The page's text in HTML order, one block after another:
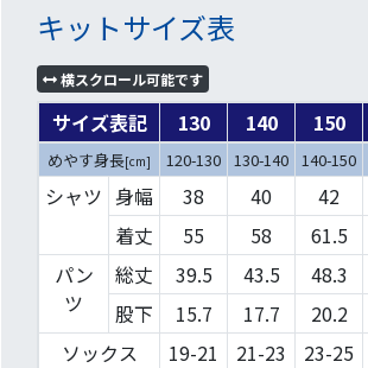
キットサイズ表
横スクロール可能です
サイズ表記 130 140 150
めやす身長[cm] 120-130 130-140 140-150
シャツ 身幅 38 40 42
着丈
55 58 61.5
パン
ツ
総丈 39.5 43.5 48.3
股下
15.7 17.7 20.2
ソックス
19-21 21-23 23-25